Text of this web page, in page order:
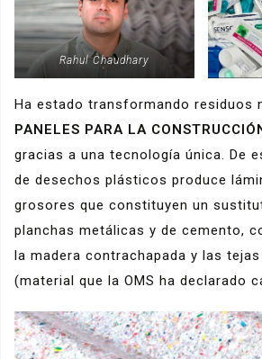
Rahul Chaudhary
Ha estado transformando residuos
PANELES PARA LA
gracias a una tecnología única. De
de desechos plásticos produce
grosores que constituyen un
planchas metálicas y de cemento,
la madera contrachapada y las
(material que la OMS ha declarado